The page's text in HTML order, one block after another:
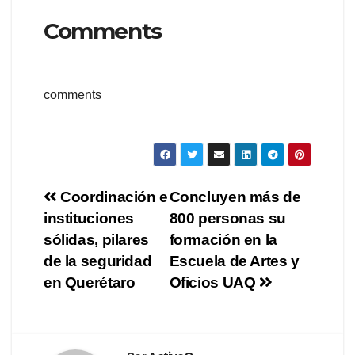
Comments
comments
Navegación
de
entradas
Concluyen más de
800 personas su
formación en la
Escuela de Artes y
Oficios UAQ
Coordinación e
instituciones
sólidas, pilares
de la seguridad
en Querétaro